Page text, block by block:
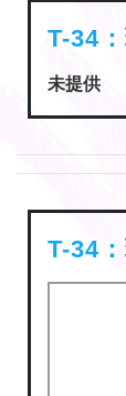
T-34
未提供
T-34